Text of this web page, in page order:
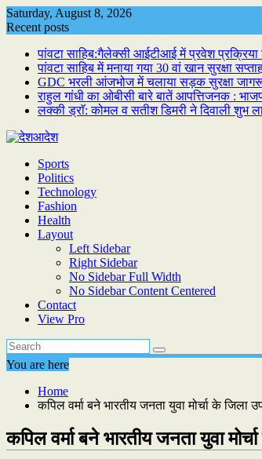
Skip
to
Saturday, August 8, 2026
Recent posts
पांवटा साहिब:गैलेक्सी आईटीआई में प्रवेश
पांवटा साहिब में मनाया गया 30 वां खान सुरक्षा
GDC भरली आंजभोज में चलाया सड़क सुरक्षा
राहुल गांधी का ओबीसी बारे बातें आपत्तिजनक :
लक्की ड्राॅ: कोमल व सतीश डिमरी ने दिवाली शुभ
Sports
Politics
Technology
Fashion
Health
Layout
Left Sidebar
Right Sidebar
No Sidebar Full Width
No Sidebar Content Centered
Contact
View Pro
You are here
Home
कपिल वर्मा बने भारतीय जनता युवा मोर्चा के जिला
कपिल वर्मा बने भारतीय जनता युवा